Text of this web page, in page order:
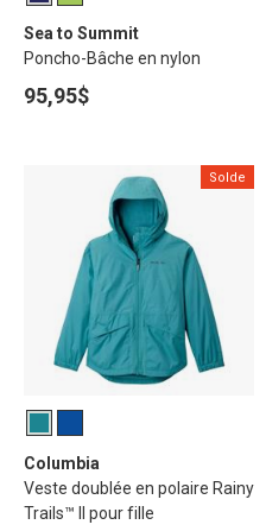
Sea to Summit
Poncho-Bâche en nylon
95,95$
Solde
Columbia
Veste doublée en polaire Rainy
Trails™ II pour fille